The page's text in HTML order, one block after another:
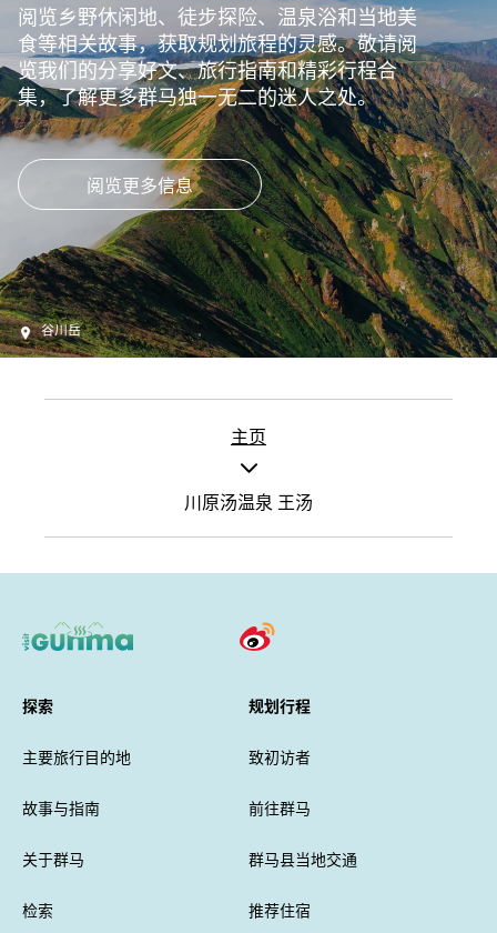
阅览乡野休闲地、徒步探险、温泉浴和当地美
食等相关故事，获取规划旅程的灵感。敬请阅
览我们的分享好文、旅行指南和精彩行程合
集，了解更多群马独一无二的迷人之处。
阅览更多信息
谷川岳
主页
川原汤温泉 王汤
探索
主要旅行目的地
故事与指南
关于群马
检索
规划行程
致初访者
前往群马
群马县当地交通
推荐住宿